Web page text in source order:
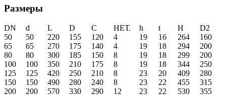
Размеры
DN d L D C НЕТ. h t H
D2
50
50 220 155 120 4 19 16 264
160
65
65 270 175 140 4 19 18 294
200
80
80 300 185 150 8 19 18 299
200
100
100 350 210 175 8 19 18 344
250
125
125 420 250 210 8 23 20 409
280
150
150 490 280 240 8 23 22 455
315
200
200 570 330 290 12 23 22 530 355